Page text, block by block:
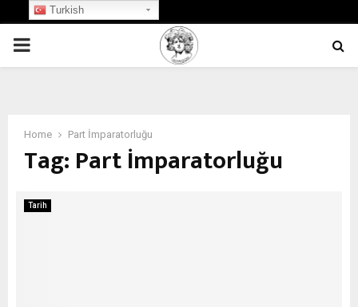
PRIMARY
Home Part İmparatorluğu
Tag: Part İmparatorluğu
Tarih
Turkish